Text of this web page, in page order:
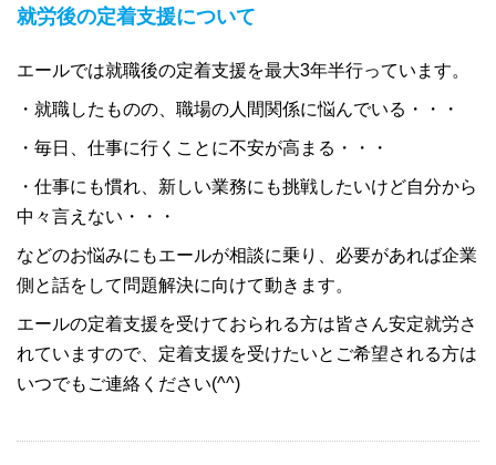
就労後の定着支援について
エールでは就職後の定着支援を最大3年半行っています。
・就職したものの、職場の人間関係に悩んでいる・・・
・毎日、仕事に行くことに不安が高まる・・・
・仕事にも慣れ、新しい業務にも挑戦したいけど自分から
中々言えない・・・
などのお悩みにもエールが相談に乗り、必要があれば企業
側と話をして問題解決に向けて動きます。
エールの定着支援を受けておられる方は皆さん安定就労さ
れていますので、定着支援を受けたいとご希望される方は
いつでもご連絡ください(^^)